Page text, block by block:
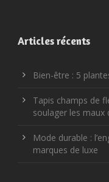
Articles récents
Bien-être : 5
Tapis champs de
soulager les maux
Mode durable :
marques de luxe